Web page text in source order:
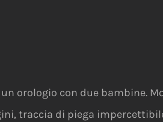
orologio con due bambine.
traccia di piega